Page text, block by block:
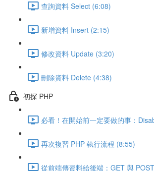
查詢資料 Select (6:08)
新增資料 Insert (2:15)
修改資料 Update (3:20)
刪除資料 Delete (4:38)
初探 PHP
必看！在開始前一定要做的事：
再次複習 PHP 執行流程 (8:55)
從前端傳資料給後端：GET 與